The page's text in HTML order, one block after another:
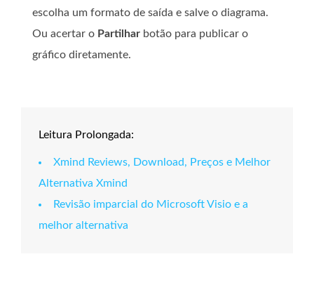
escolha um formato de saída e salve o diagrama.
Ou acertar o Partilhar botão para publicar o
gráfico diretamente.
Leitura Prolongada:
Xmind Reviews, Download, Preços e Melhor
Alternativa Xmind
Revisão imparcial do Microsoft Visio e a
melhor alternativa